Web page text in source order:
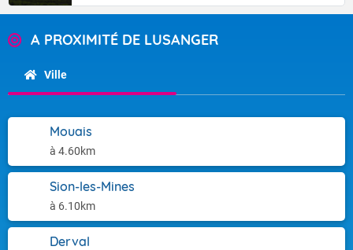
A PROXIMITÉ DE LUSANGER
Ville
Mouais
à 4.60km
Sion-les-Mines
à 6.10km
Derval